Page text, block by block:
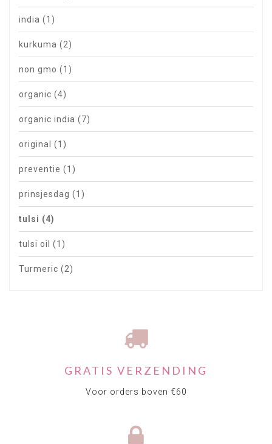
india (1)
kurkuma (2)
non gmo (1)
organic (4)
organic india (7)
original (1)
preventie (1)
prinsjesdag (1)
tulsi (4)
tulsi oil (1)
Turmeric (2)
GRATIS VERZENDING
Voor orders boven €60